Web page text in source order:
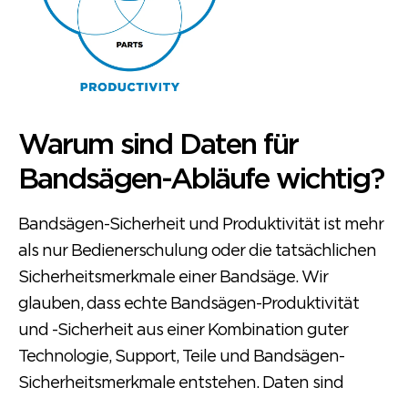
Warum sind Daten für
Bandsägen-Abläufe wichtig?
Bandsägen-Sicherheit und Produktivität ist mehr
als nur Bedienerschulung oder die tatsächlichen
Sicherheitsmerkmale einer Bandsäge. Wir
glauben, dass echte Bandsägen-Produktivität
und -Sicherheit aus einer Kombination guter
Technologie, Support, Teile und Bandsägen-
Sicherheitsmerkmale entstehen. Daten sind